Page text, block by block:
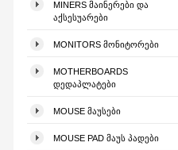
MINERS ᲛᲐᲘᲜᲔᲠᲔᲑᲘ ᲓᲐ
ᲐᲥᲡᲔᲡᲣᲐᲠᲔᲑᲘ
MONITORS ᲛᲝᲜᲘᲢᲝᲠᲔᲑᲘ
MOTHERBOARDS
ᲓᲔᲓᲐᲞᲚᲐᲢᲔᲑᲘ
MOUSE ᲛᲐᲣᲡᲔᲑᲘ
MOUSE PAD ᲛᲐᲣᲡ ᲞᲐᲓᲔᲑᲘ